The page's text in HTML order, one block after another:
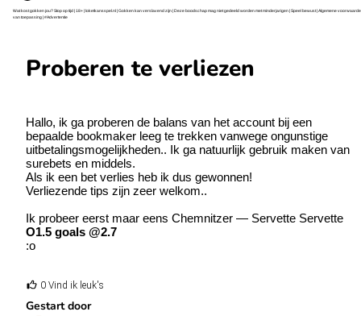
Wat kost gokken jou? Stop op tijd | 18+ | loketkansspel.nl | Gokken kan verslavend zijn | Deze boodschap mag niet gedeeld worden met minderjarigen | Speel bewust | Algemene
van toepassing | #Advertentie
Proberen te verliezen
Hallo, ik ga proberen de balans van het account bij een
bepaalde bookmaker leeg te trekken vanwege ongunstige
uitbetalingsmogelijkheden.. Ik ga natuurlijk gebruik maken van
surebets en middels.
Als ik een bet verlies heb ik dus gewonnen!
Verliezende tips zijn zeer welkom..
Ik probeer eerst maar eens Chemnitzer — Servette Servette
O1.5 goals @2.7
:o
0 Vind ik leuk's
Gestart door